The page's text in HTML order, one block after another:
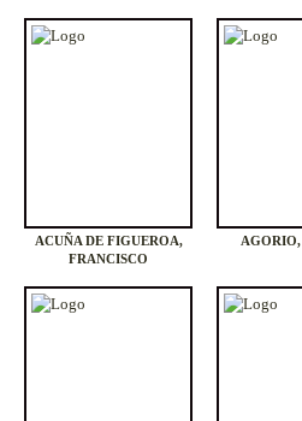
ACUÑA DE FIGUEROA,
FRANCISCO